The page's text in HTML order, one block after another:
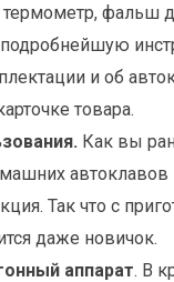
фальш
и об
товара.
Как вы
автоклавов
Так что с
даже новичок.
аппарат. В